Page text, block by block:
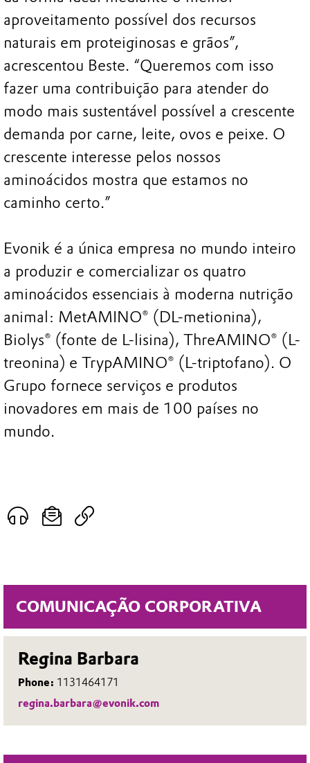
COMUNICAÇÃO CORPORATIVA
Regina Barbara
Phone: 1131464171
regina.barbara@evonik.com
aproveitamento possível dos recursos
naturais em proteiginosas e grãos”,
acrescentou Beste. “Queremos com isso
fazer uma contribuição para atender do
modo mais sustentável possível a crescente
demanda por carne, leite, ovos e peixe. O
crescente interesse pelos nossos
aminoácidos mostra que estamos no
caminho certo.”
Evonik é a única empresa no mundo inteiro
a produzir e comercializar os quatro
aminoácidos essenciais à moderna nutrição
animal: MetAMINO® (DL-metionina),
Biolys® (fonte de L-lisina), ThreAMINO® (L-
treonina) e TrypAMINO® (L-triptofano). O
Grupo fornece serviços e produtos
inovadores em mais de 100 países no
mundo.